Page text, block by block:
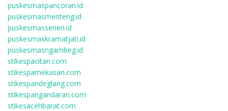
puskesmaspancoran.id
puskesmasmenteng.id
puskesmassenen.id
puskesmaskramatjati.id
puskesmasngambeg.id
stikespacitan.com
stikespamekasan.com
stikespandeglang.com
stikespangandaran.com
stikesacehbarat.com